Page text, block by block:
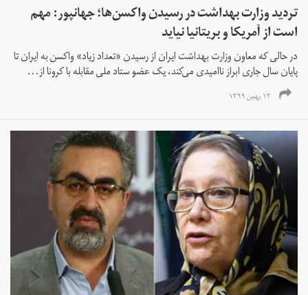
تردید وزارت بهداشت در رسیدن واکسن‌ها؛ جهانپور: مهم
است از آمریکا و بریتانیا نیاید
در حالی که معاون وزارت بهداشت ایران از رسیدن «تعداد زیاد» واکسن به ایران تا
پایان سال جاری ابراز ناامیدی می‌کند، یک عضو ستاد ملی مقابله با کرونا از...
۱۳ بهمن ۱۳۹۹